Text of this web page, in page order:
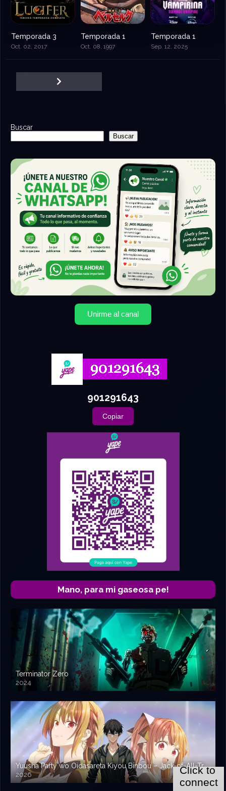
Temporada 3
Oct. 02, 2017
Temporada 1
Oct. 08, 1997
Temporada 1
Sep. 12, 2025
Buscar
Buscar
Unirme al canal
901291643
Copiar
Mano, para mi gaseosa pe!
Terminator Zero
2024
Yuusha Party wo Oidasareta Kiyou Binbou – Jack-of-All-Trades, Party of None
2026